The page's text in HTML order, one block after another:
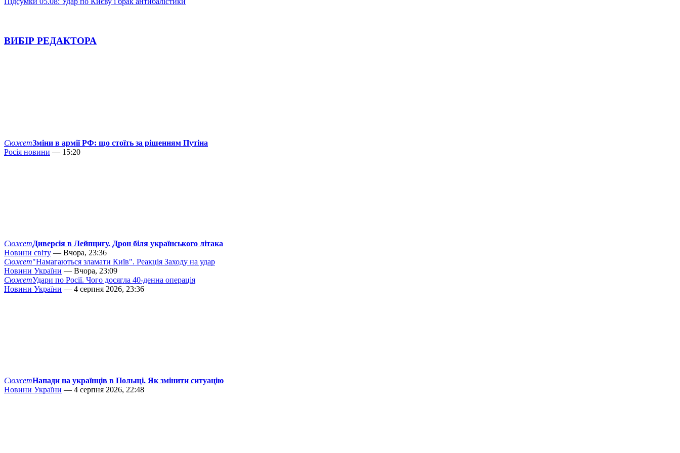
ВИБІР РЕДАКТОРА
СюжетЗміни в армії РФ: що стоїть за рішенням Путіна
Росія новини — 15:20
СюжетДиверсія в Лейпцигу. Дрон біля українського літака
Новини світу — Вчора, 23:36
Сюжет"Намагаються зламати Київ". Реакція Заходу на удар
Новини України — Вчора, 23:09
СюжетУдари по Росії. Чого досягла 40-денна операція
Новини України — 4 серпня 2026, 23:36
СюжетНапади на українців в Польщі. Як змінити ситуацію
Новини України — 4 серпня 2026, 22:48